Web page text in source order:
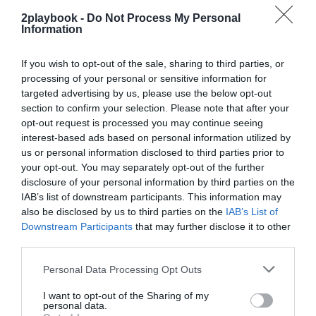
2playbook - Do Not Process My Personal
Information
If you wish to opt-out of the sale, sharing to third parties, or
processing of your personal or sensitive information for
targeted advertising by us, please use the below opt-out
section to confirm your selection. Please note that after your
opt-out request is processed you may continue seeing
interest-based ads based on personal information utilized by
us or personal information disclosed to third parties prior to
your opt-out. You may separately opt-out of the further
disclosure of your personal information by third parties on the
IAB’s list of downstream participants. This information may
also be disclosed by us to third parties on the IAB’s List of
Downstream Participants that may further disclose it to other
Personal Data Processing Opt Outs
I want to opt-out of the Sharing of my
personal data.
La ACB alcanza un negocio de 40,4 millones y reparte 16
millones a los clubes 2023-2024
Joventut ha cerrado 2023-2024
en línea con las
últimas dos temporadas.
millones de euros, pero ha logrado mejorar sus
ingresos. La entidad de Badalona ha destinado ese
extra en la facturación a invertir más en su fundación,
que gestiona el básquet de formación y cantera, y el
equipo femenino,que el año pasado ascendió a Liga
Femenina Endesa .
El negocio ordinario supera los 5 millones por
segundo año consecutivo, a lo que hay que añadir unos
ingresos extraordinarios de 2,3 millones de euros
millón más que el año anterior. En esta partida se
El gasto en plantilla deportiva fue similar al de
temporada anterior, en 2022-2023 fue de 5,21 millones
de euros, y otros 450.000 euros en estructura del club,